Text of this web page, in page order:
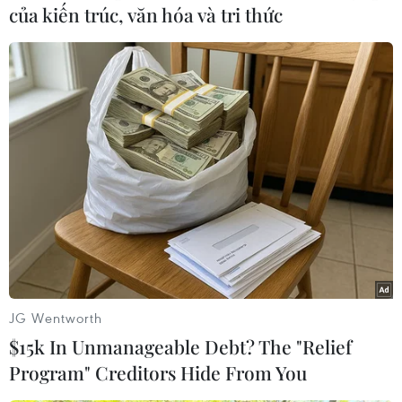
làm mới bản thân của cô. Tuy nhiên, chính điều
này lại khiến Kim Loan đánh rơi phong độ của
mình.Cả bốn huấn luyện viên đều cho rằng,
Kim Loan hợp với những gì mạnh mẽ, dữ dội và
cô thiếu sự tinh tế, dồn nén cảm xúc trong bài
hát lần này.So với các tuần trước, Bảo Anh lựa
chọn ca khúc khá phù hợp với chất giọng và
cảm xúc của mình. Tuy nhiên, Bảo Anh liên tục
hát chênh, phô và lạc giọng. Không chỉ có vậy,
Bảo Anh còn liên tục cho thấy những sự thiếu
hụt trong kỹ thuật thanh nhạc khi xử lý những
khúc cao trào của bài hát.Bởi vậy, kết quả Bảo
Anh phải dừng cuộc chơi cũng là việc không
cần tranh luận nhiều.
chọn ca khúcTrong đêm liveshow thứ năm,
việc trình diễn đan xen những ca khúc mới xen
của kiến trúc, văn hóa và tri thức
JG Wentworth
$15k In Unmanageable Debt? The "Relief
Program" Creditors Hide From You